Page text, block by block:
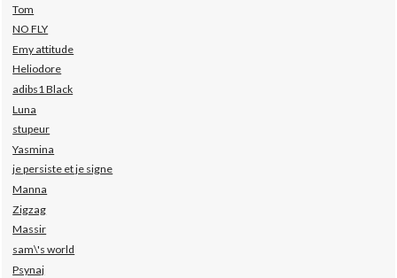
Tom
NO FLY
Emy attitude
Heliodore
adibs1 Black
Luna
stupeur
Yasmina
je persiste et je signe
Manna
Zigzag
Massir
sam\'s world
Psynaj